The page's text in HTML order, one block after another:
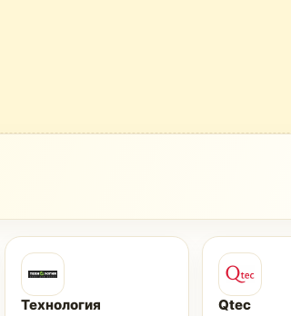
Технология Qtec